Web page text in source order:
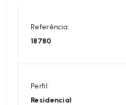
Referência:
18780
Perfil:
Residencial